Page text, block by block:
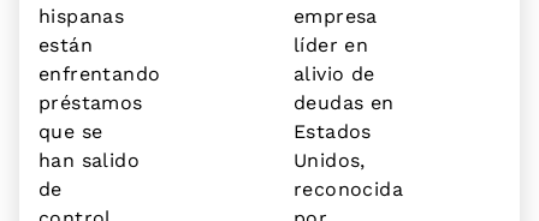
hispanas
están
enfrentando
préstamos
que se
han salido
de
empresa
líder en
alivio de
deudas en
Estados
Unidos,
reconocida